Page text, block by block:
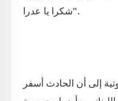
شكرا يا عدرا".
إلى أن الحادث أسفر